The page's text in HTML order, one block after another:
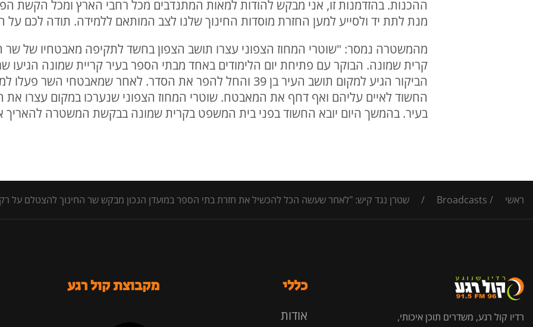
ההכנות. בהזדמנות זו, אני מבקש להודות למאות המתנדבים מכל רחבי הארץ ומכל הקשת
מנת לתת יד ולסייע למען החזרת מוסדות החינוך שלנו לצב המותאם ללמידה. תודה לכם על
מהמשטרה נמסר: "שוטרי המחוז הצפוני עצרו תושב הצפון בחשד לתקיפה מאבטחיו של שר
קרית שמונה. הבוקר עם פתיחת יום הלימודים באחד מבתי הספר בעיר קריית שמונה הגיעו
הביקור הגיע למקום תושב העיר בן 39 והחל להפר את הסדר. לאחר
החשוד לאיים עליהם ואף דחף את המאבטח. שוטרי המחוז הצפוני שנערכו במקום עצרו
בעיר. בהמשך היום יובא החשוד בפני בית המשפט בקרית שמונה בבקשת המשטרה להאריך
ראשי /
Broadcasts
/ שטרן נגד קיש: "לאחר שעשה הכל להכשיל את חזרת בתי הספר במועדן הנכון מבקש שר החינוך להצטלם על
רדיו קול רגע, משדרים תוכן איכותי,
כללי
אודות
מקבוצת קול רגע